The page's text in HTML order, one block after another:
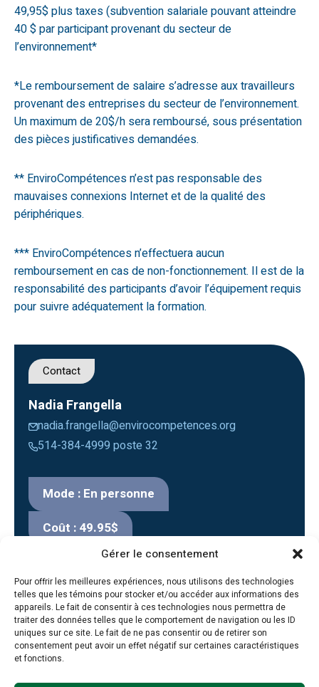
Gérer le consentement
Pour offrir les meilleures expériences, nous utilisons des technologies
telles que les témoins pour stocker et/ou accéder aux informations des
appareils. Le fait de consentir à ces technologies nous permettra de
traiter des données telles que le comportement de navigation ou les ID
uniques sur ce site. Le fait de ne pas consentir ou de retirer son
consentement peut avoir un effet négatif sur certaines caractéristiques
et fonctions.
Contact
Nadia Frangella
nadia.frangella@envirocompetences.org
514-384-4999 poste 32
Mode : En personne
Coût : 49.95$
49,95$ plus taxes (subvention salariale pouvant atteindre
40 $ par participant provenant du secteur de
l’environnement*
*Le remboursement de salaire s’adresse aux travailleurs
provenant des entreprises du secteur de l’environnement.
Un maximum de 20$/h sera remboursé, sous présentation
des pièces justificatives demandées.
** EnviroCompétences n’est pas responsable des
mauvaises connexions Internet et de la qualité des
périphériques.
*** EnviroCompétences n’effectuera aucun
remboursement en cas de non-fonctionnement. Il est de la
responsabilité des participants d’avoir l’équipement requis
pour suivre adéquatement la formation.